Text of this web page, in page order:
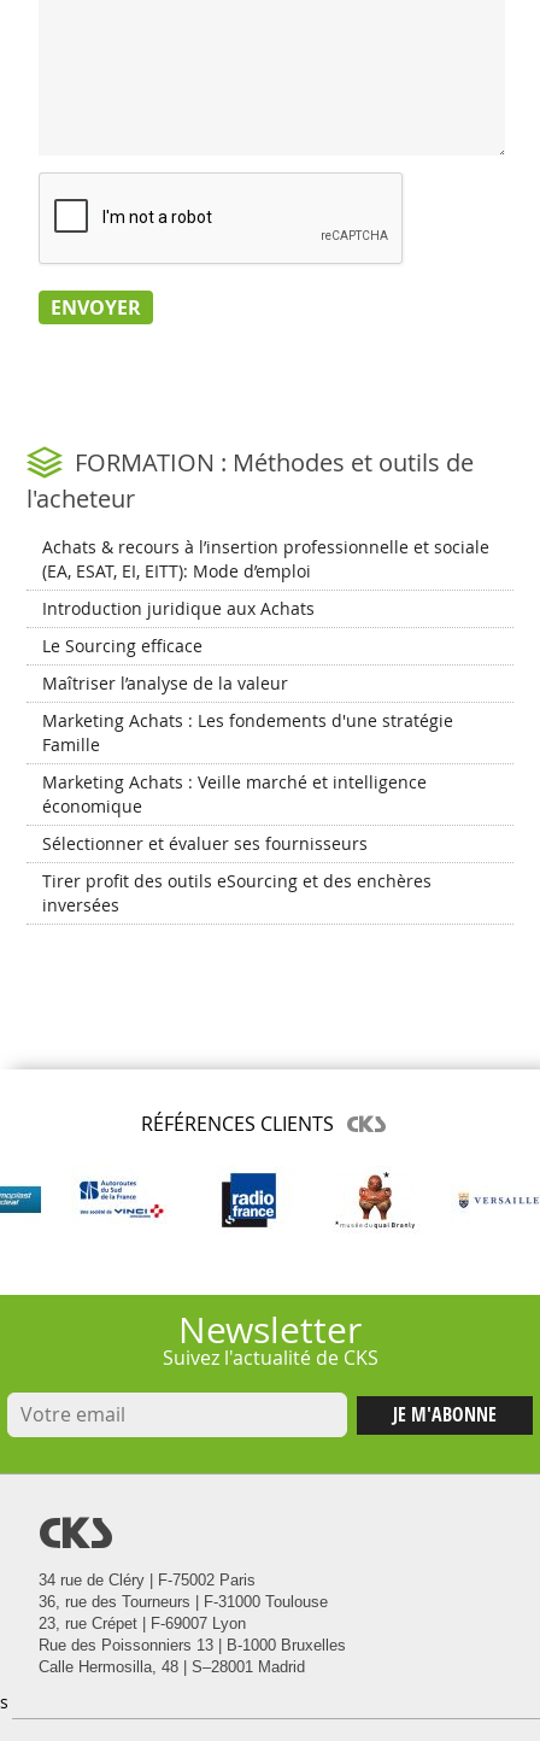
FORMATION : Méthodes et outils de
l'acheteur
Achats & recours à l’insertion professionnelle et sociale
(EA, ESAT, EI, EITT): Mode d’emploi
Introduction juridique aux Achats
Le Sourcing efficace
Maîtriser l’analyse de la valeur
Marketing Achats : Les fondements d'une stratégie
Famille
Marketing Achats : Veille marché et intelligence
économique
Sélectionner et évaluer ses fournisseurs
Tirer profit des outils eSourcing et des enchères
inversées
RÉFÉRENCES CLIENTS
Newsletter
Suivez l'actualité de CKS
@
34 rue de Cléry | F-75002 Paris
36, rue des Tourneurs | F-31000 Toulouse
23, rue Crépet | F-69007 Lyon
Rue des Poissonniers 13 | B-1000 Bruxelles
Calle Hermosilla, 48 | S–28001 Madrid
s